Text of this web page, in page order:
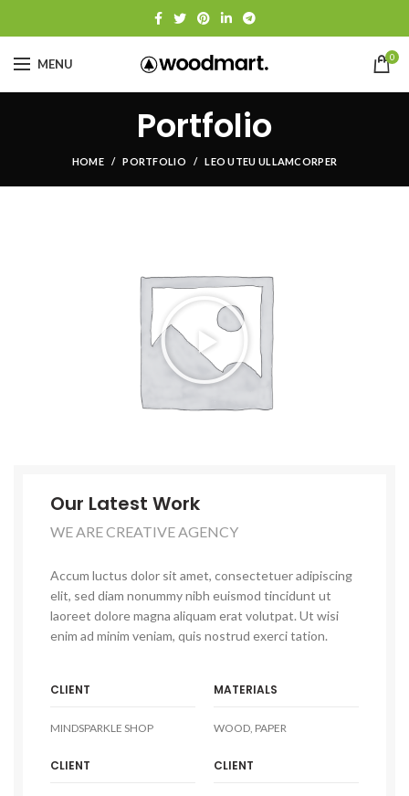
MENU 0
Portfolio
HOME PORTFOLIO LEO UTEU ULLAMCORPER
Our Latest Work
WE ARE CREATIVE AGENCY
Accum luctus dolor sit amet, consectetuer adipiscing
elit, sed diam nonummy nibh euismod tincidunt ut
laoreet dolore magna aliquam erat volutpat. Ut wisi
enim ad minim veniam, quis nostrud exerci tation.
CLIENT MATERIALS
MINDSPARKLE SHOP WOOD, PAPER
CLIENT CLIENT